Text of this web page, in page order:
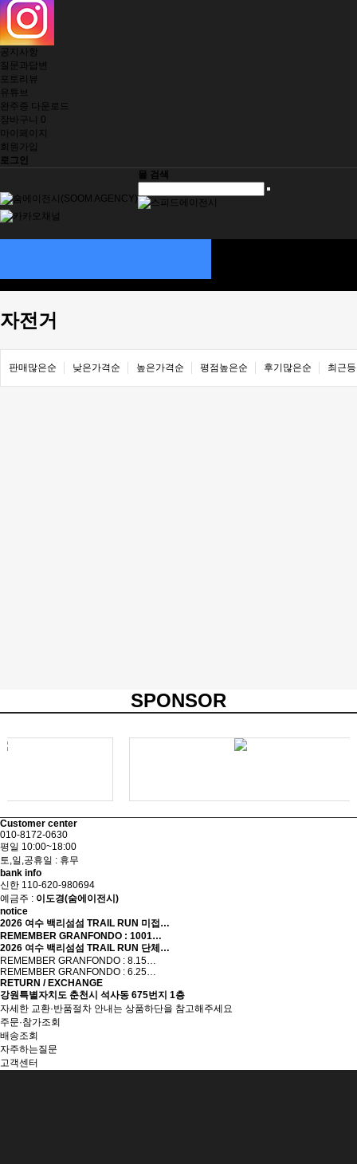
공지사항
질문과답변
포토리뷰
유튜브
완주증 다운로드
장바구니
0
마이페이지
회원가입
로그인
몰 검색
자전거
판매많은순 낮은가격순 높은가격순 평점높은순 후기많은순 최근
SPONSOR
Customer center
010-8172-0630
평일 10:00~18:00
토,일,공휴일 : 휴무
bank info
신한 110-620-980694
예금주 : 이도경(숨에이전시)
notice
2026 여수 백리섬섬 TRAIL RUN 미접…
REMEMBER GRANFONDO : 1001…
2026 여수 백리섬섬 TRAIL RUN 단체…
REMEMBER GRANFONDO : 8.15…
REMEMBER GRANFONDO : 6.25…
RETURN / EXCHANGE
강원특별자치도 춘천시 석사동 675번지 1층
자세한 교환·반품절차 안내는 상품하단을 참고해주세요
주문·참가조회
배송조회
자주하는질문
고객센터